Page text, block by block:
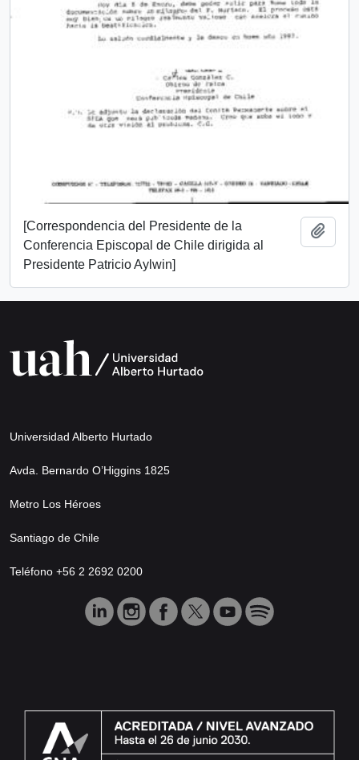
[Correspondencia del Presidente de la
Conferencia Episcopal de Chile dirigida al
Presidente Patricio Aylwin]
Universidad Alberto Hurtado
Avda. Bernardo O’Higgins 1825
Metro Los Héroes
Santiago de Chile
Teléfono +56 2 2692 0200